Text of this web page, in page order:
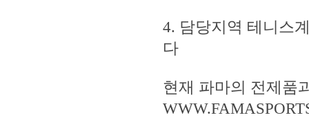
4. 담당지역 테니스
다
현재 파마의 전제품